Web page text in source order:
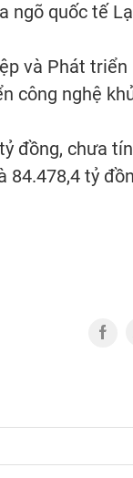
ngõ quốc tế
và Phát
công nghệ
đồng, chưa
84.478,4 tỷ